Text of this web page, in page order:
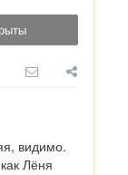
видимо.
Лёня